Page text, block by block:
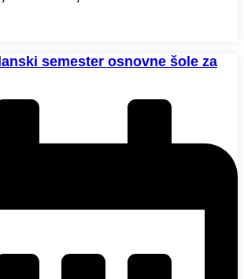
semester osnovne šole za